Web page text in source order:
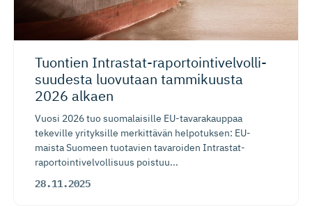
Tuontien Intrastat-ra­por­toin­ti­vel­vol­li­
suudesta luovutaan tammikuusta
2026 alkaen
Vuosi 2026 tuo suomalaisille EU-tavarakauppaa
tekeville yrityksille merkittävän helpotuksen: EU-
maista Suomeen tuotavien tavaroiden Intrastat-
raportointivelvollisuus poistuu...
28.11.2025